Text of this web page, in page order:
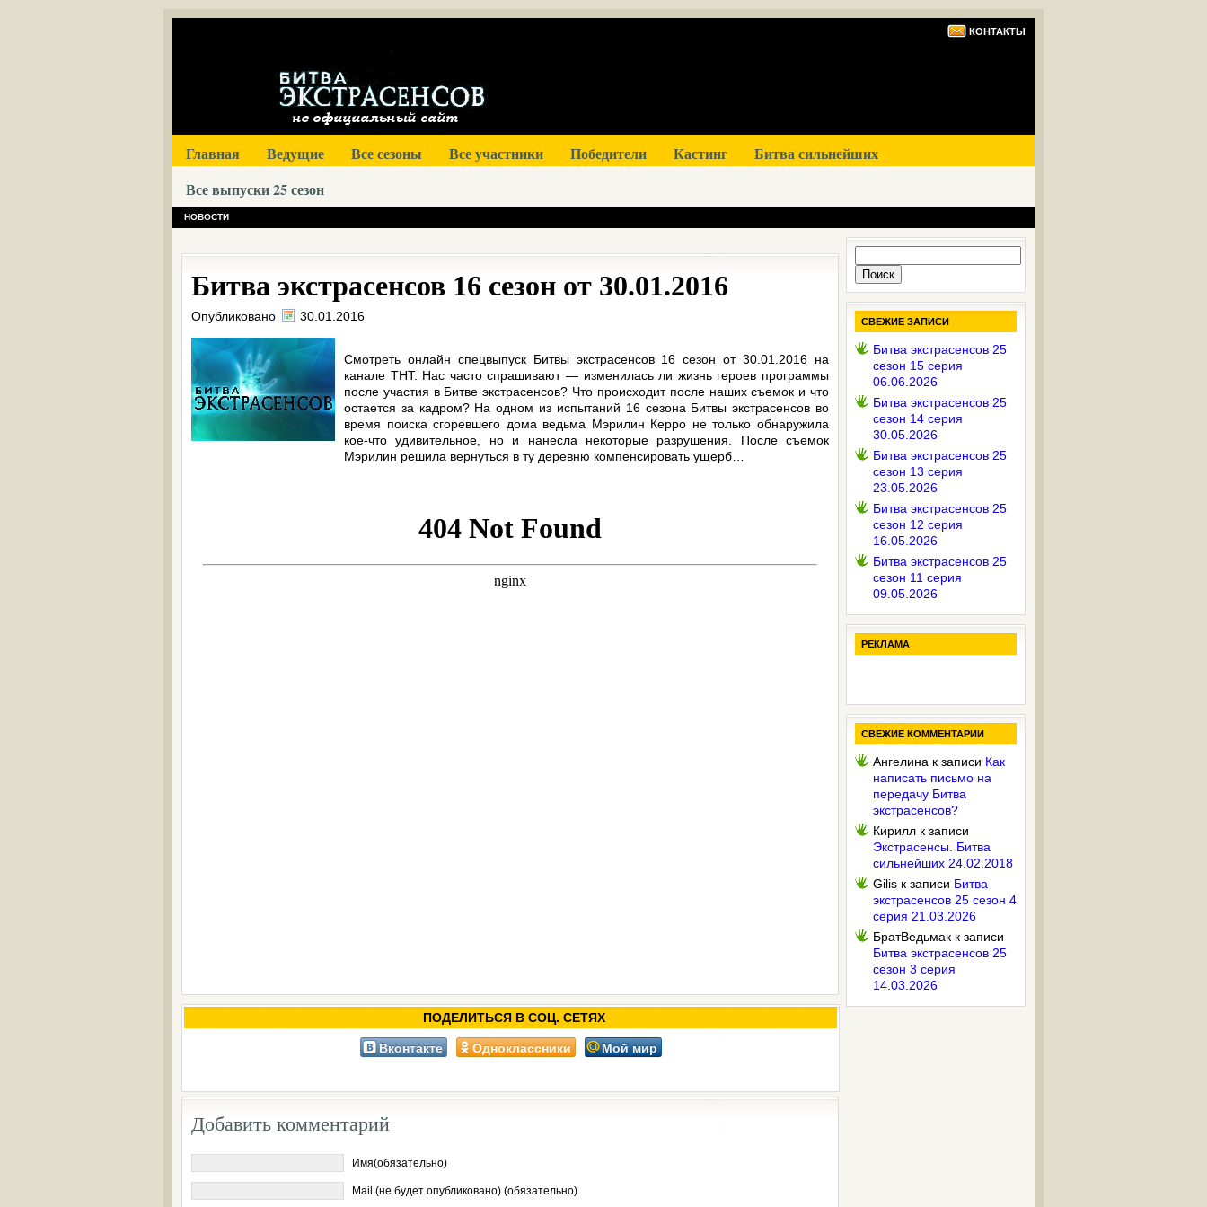
КОНТАКТЫ
Главная Ведущие Все сезоны Все участники Победители Кастинг
Битва сильнейших
Все выпуски 25 сезон
НОВОСТИ
Битва экстрасенсов 16 сезон от 30.01.2016
Опубликовано 30.01.2016
Смотреть онлайн спецвыпуск Битвы экстрасенсов 16 сезон от 30.01.2016 на
канале ТНТ. Нас часто спрашивают — изменилась ли жизнь героев программы
после участия в Битве экстрасенсов? Что происходит после наших съемок и что
остается за кадром? На одном из испытаний 16 сезона Битвы экстрасенсов во
время поиска сгоревшего дома ведьма Мэрилин Керро не только обнаружила
кое-что удивительное, но и нанесла некоторые разрушения. После съемок
Мэрилин решила вернуться в ту деревню компенсировать ущерб…
ПОДЕЛИТЬСЯ В СОЦ. СЕТЯХ
Вконтакте Одноклассники Мой мир
Добавить комментарий
Имя(обязательно)
Mail (не будет опубликовано) (обязательно)
СВЕЖИЕ ЗАПИСИ
Битва экстрасенсов 25
сезон 15 серия
06.06.2026
Битва экстрасенсов 25
сезон 14 серия
30.05.2026
Битва экстрасенсов 25
сезон 13 серия
23.05.2026
Битва экстрасенсов 25
сезон 12 серия
16.05.2026
Битва экстрасенсов 25
сезон 11 серия
09.05.2026
РЕКЛАМА
СВЕЖИЕ КОММЕНТАРИИ
Ангелина к записи Как
написать письмо на
передачу Битва
экстрасенсов?
Кирилл к записи
Экстрасенсы. Битва
сильнейших 24.02.2018
Gilis к записи Битва
экстрасенсов 25 сезон 4
серия 21.03.2026
БратВедьмак к записи
Битва экстрасенсов 25
сезон 3 серия
14.03.2026